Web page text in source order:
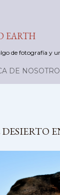
EARTH
de fotografía y
DE